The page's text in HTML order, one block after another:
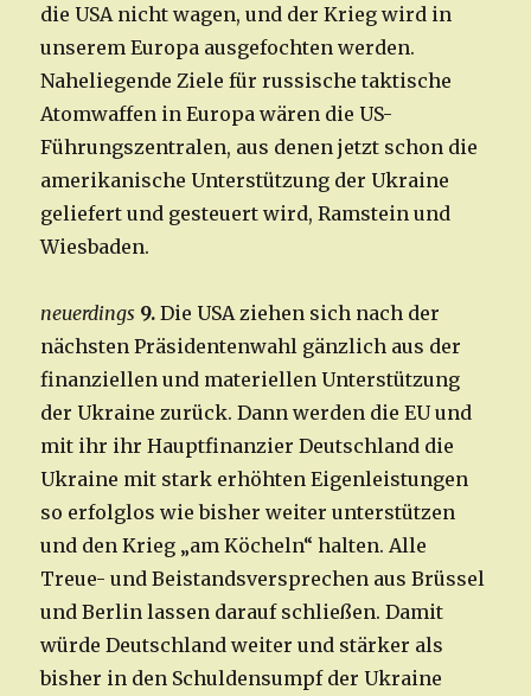
die USA nicht wagen, und der Krieg wird in
unserem Europa ausgefochten werden.
Naheliegende Ziele für russische taktische
Atomwaffen in Europa wären die US-
Führungszentralen, aus denen jetzt schon die
amerikanische Unterstützung der Ukraine
geliefert und gesteuert wird, Ramstein und
Wiesbaden.
neuerdings 9. Die USA ziehen sich nach der
nächsten Präsidentenwahl gänzlich aus der
finanziellen und materiellen Unterstützung
der Ukraine zurück. Dann werden die EU und
mit ihr ihr Hauptfinanzier Deutschland die
Ukraine mit stark erhöhten Eigenleistungen
so erfolglos wie bisher weiter unterstützen
und den Krieg „am Köcheln“ halten. Alle
Treue- und Beistandsversprechen aus Brüssel
und Berlin lassen darauf schließen. Damit
würde Deutschland weiter und stärker als
bisher in den Schuldensumpf der Ukraine